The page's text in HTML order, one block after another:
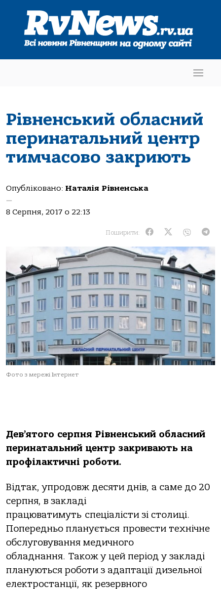
Рівненський обласний
перинатальний центр
тимчасово закриють
Опубліковано: Наталія Рівненська
—
8 Серпня, 2017 о 22:13
Поширити:
Фото з мережі Інтернет
Дев’ятого серпня Рівненський обласний
перинатальний центр закривають на
профілактичні роботи.
Відтак, упродовж десяти днів, а саме до 20
серпня, в закладі
працюватимуть спеціалісти зі столиці.
Попередньо планується провести технічне
обслуговування медичного
обладнання. Також у цей період у закладі
плануються роботи з адаптації дизельної
електростанції, як резервного